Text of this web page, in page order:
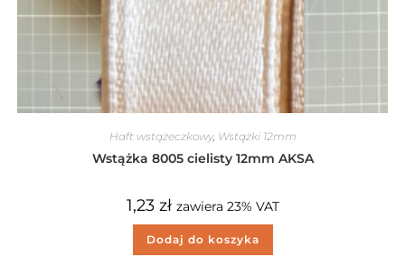
Haft wstążeczkowy, Wstążki 12mm
Wstążka 8005 cielisty 12mm AKSA
1,23 zł zawiera 23% VAT
Dodaj do koszyka